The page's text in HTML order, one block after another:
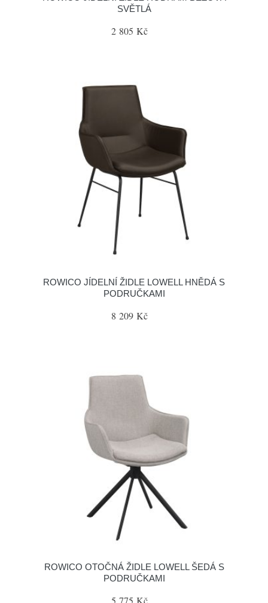
SVĚTLÁ
2 805 Kč
ROWICO JÍDELNÍ ŽIDLE LOWELL HNĚDÁ S
PODRUČKAMI
8 209 Kč
ROWICO OTOČNÁ ŽIDLE LOWELL ŠEDÁ S
PODRUČKAMI
5 775 Kč